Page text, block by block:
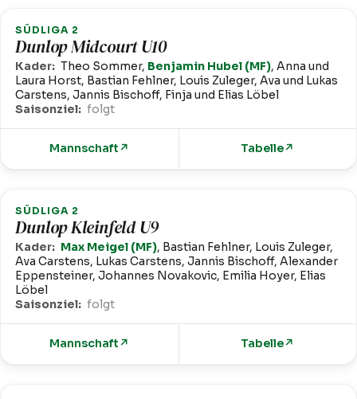
SÜDLIGA 2
Dunlop Midcourt U10
Kader: Theo Sommer, Benjamin Hubel (MF), Anna und
Laura Horst, Bastian Fehlner, Louis Zuleger, Ava und Lukas
Carstens, Jannis Bischoff, Finja und Elias Löbel
Saisonziel: folgt
Mannschaft ↗ Tabelle↗
SÜDLIGA 2
Dunlop Kleinfeld U9
Kader: Max Meigel (MF), Bastian Fehlner, Louis Zuleger,
Ava Carstens, Lukas Carstens, Jannis Bischoff, Alexander
Eppensteiner, Johannes Novakovic, Emilia Hoyer, Elias
Löbel
Saisonziel: folgt
Mannschaft ↗ Tabelle↗